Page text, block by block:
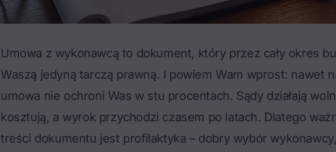
Umowa z wykonawcą to dokument, który przez cały okres
Waszą jedyną tarczą prawną. I powiem Wam wprost: nawet
umowa nie ochroni Was w stu procentach. Sądy działają
kosztują, a wyrok przychodzi czasem po latach. Dlatego
treści dokumentu jest profilaktyka – dobry wybór wykonawcy